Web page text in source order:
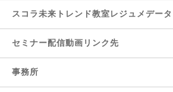
スコラ未来トレンド教室レジュメデータ
セミナー配信動画リンク先
事務所